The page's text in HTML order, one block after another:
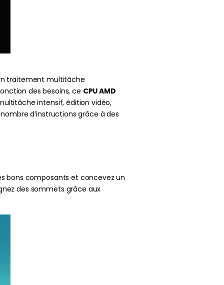
traitement multitâche
des besoins, ce CPU AMD
intensif, édition vidéo,
d’instructions grâce à des
bons composants et concevez un
des sommets grâce aux